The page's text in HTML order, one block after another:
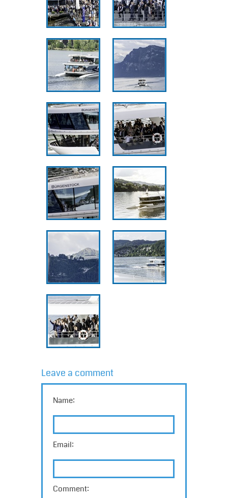
Leave a comment
Name:
Email:
Comment: